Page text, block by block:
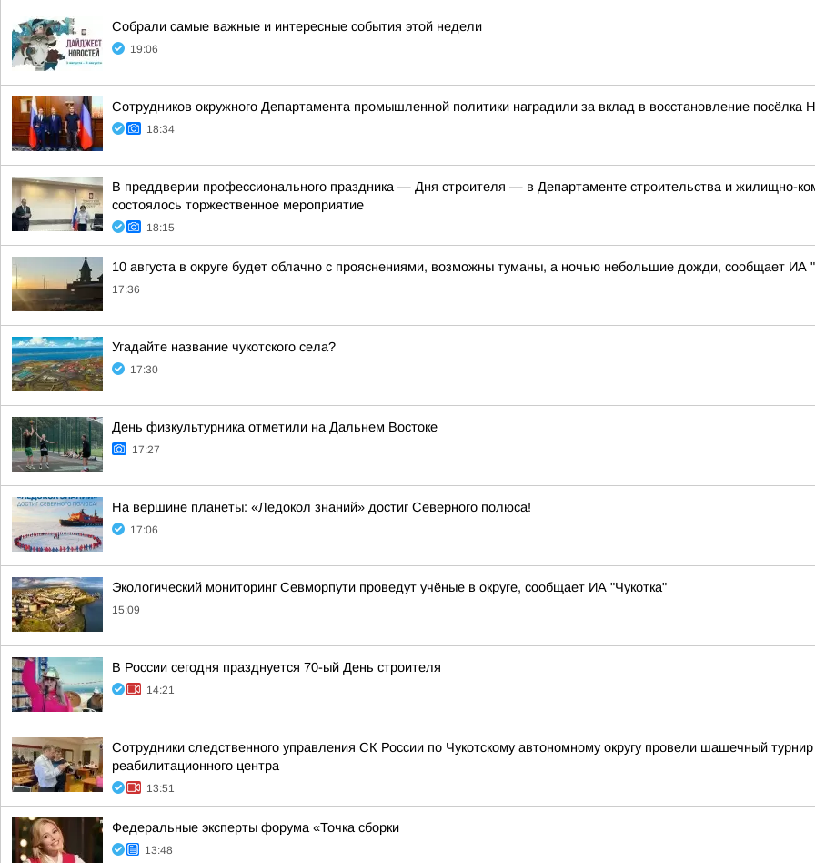
Собрали самые важные и интересные события этой недели
19:06
Сотрудников окружного Департамента промышленной политики наградили за вклад в восстановление посёлка
18:34
В преддверии профессионального праздника — Дня строителя — в Департаменте строительства и жилищно-
состоялось торжественное мероприятие
18:15
10 августа в округе будет облачно с прояснениями, возможны туманы, а ночью небольшие дожди, сообщает ИА
17:36
Угадайте название чукотского села?
17:30
День физкультурника отметили на Дальнем Востоке
17:27
На вершине планеты: «Ледокол знаний» достиг Северного полюса!
17:06
Экологический мониторинг Севморпути проведут учёные в округе, сообщает ИА "Чукотка"
15:09
В России сегодня празднуется 70-ый День строителя
14:21
Сотрудники следственного управления СК России по Чукотскому автономному округу провели шашечный
реабилитационного центра
13:51
Федеральные эксперты форума «Точка сборки
13:48